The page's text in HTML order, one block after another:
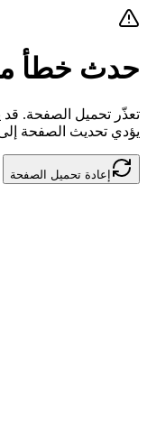
حدث خطأ
تعذّر تحميل الصفحة.
يؤدي تحديث الصفحة
إعادة تحميل الصفحة